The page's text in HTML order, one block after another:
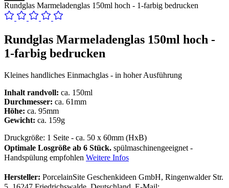
Rundglas Marmeladenglas 150ml hoch - 1-farbig bedrucken
Rundglas Marmeladenglas 150ml hoch -
1-farbig bedrucken
Kleines handliches Einmachglas - in hoher Ausführung
Inhalt randvoll: ca. 150ml
Durchmesser: ca. 61mm
Höhe: ca. 95mm
Gewicht: ca. 159g
Druckgröße: 1 Seite - ca. 50 x 60mm (HxB)
Optimale Losgröße ab 6 Stück. spülmaschinengeeignet -
Handspülung empfohlen Weitere Infos
Hersteller: PorcelainSite Geschenkideen GmbH, Ringenwalder Str.